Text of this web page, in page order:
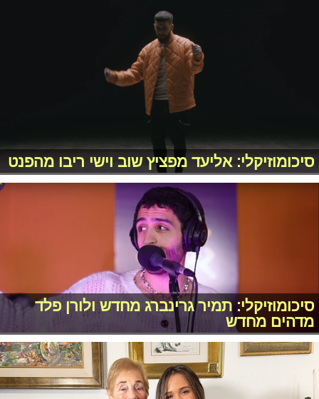
סיכומוזיקלי: אליעד מפציץ שוב וישי ריבו מהפנט
סיכומוזיקלי: תמיר גרינברג מחדש ולורן פלד
מדהים מחדש